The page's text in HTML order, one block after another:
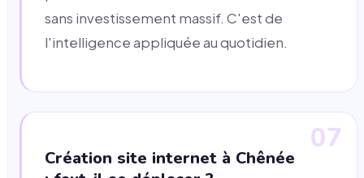
sans investissement massif. C'est de
l'intelligence appliquée au quotidien.
07
Création site internet à Chênée